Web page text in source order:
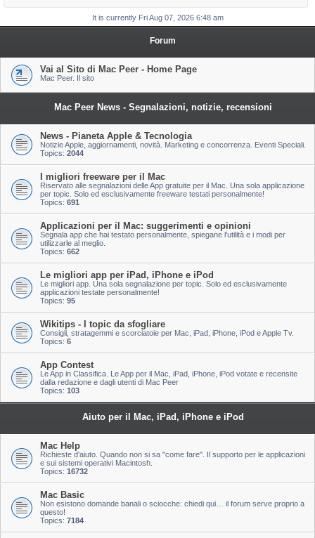
a
It is currently Fri Aug 07, 2026 6:48 am
Forum
Vai al Sito di Mac Peer - Home Page
Mac Peer. Il sito
Mac Peer News - Segnalazioni, notizie, recensioni
News - Pianeta Apple & Tecnologia
Notizie Apple, aggiornamenti, novità. Marketing e concorrenza. Eventi Speciali.
Topics: 2044
I migliori freeware per il Mac
Riservato alle segnalazioni delle App gratuite per il Mac. Una sola applicazione
per topic. Solo ed esclusivamente freeware testati personalmente!
Topics: 691
Applicazioni per il Mac: suggerimenti e opinioni
Segnala app che hai testato personalmente, spiegane l'utilità e i modi per
utilizzarle al meglio.
Topics: 662
Le migliori app per iPad, iPhone e iPod
Le migliori app. Una sola segnalazione per topic. Solo ed esclusivamente
applicazioni testate personalmente!
Topics: 95
Wikitips - I topic da sfogliare
Consigli, stratagemmi e scorciatoie per Mac, iPad, iPhone, iPod e Apple Tv.
Topics: 6
App Contest
Le App in Classifica. Le App per il Mac, iPad, iPhone, iPod votate e recensite
dalla redazione e dagli utenti di Mac Peer
Topics: 103
Aiuto per il Mac, iPad, iPhone e iPod
Mac Help
Richieste d'aiuto. Quando non si sa "come fare". Il supporto per le applicazioni
e sui sistemi operativi Macintosh.
Topics: 16732
Mac Basic
Non esistono domande banali o sciocche: chiedi qui… il forum serve proprio a
questo!
Topics: 7184